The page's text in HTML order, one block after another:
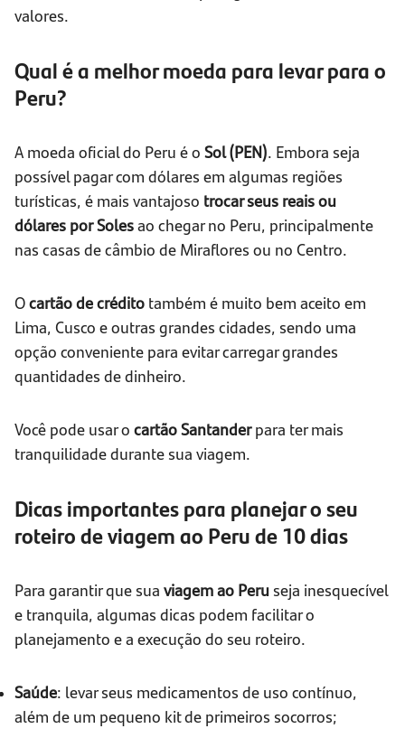
valores.
Qual é a melhor moeda para levar para o
Peru?
A moeda oficial do Peru é o Sol (PEN). Embora seja
possível pagar com dólares em algumas regiões
turísticas, é mais vantajoso trocar seus reais ou
dólares porSolesao chegar no Peru, principalmente
nas casas de câmbio de Miraflores ou no Centro.
Ocartão de crédito também é muito bem aceito em
Lima, Cusco e outras grandes cidades, sendo uma
opção conveniente para evitar carregar grandes
quantidades de dinheiro.
Você pode usar o cartão Santanderpara ter mais
tranquilidade durante sua viagem.
Dicas importantes para planejar o seu
roteiro de viagem ao Peru de 10 dias
Para garantir que sua viagem ao Peru seja inesquecível
e tranquila, algumas dicas podem facilitar o
planejamento e a execução do seu roteiro.
Saúde: levar seus medicamentos de uso contínuo,
além de um pequeno kit de primeiros socorros;